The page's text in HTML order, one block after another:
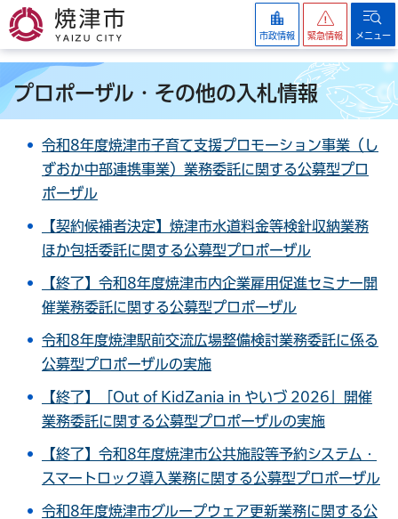
焼津市
市政情報 緊急情報 メニュー
プロポーザル・その他の入札情報
令和8年度焼津市子育て支援プロモーション事業（し
ずおか中部連携事業）業務委託に関する公募型プロ
ポーザル
【契約候補者決定】焼津市水道料金等検針収納業務
ほか包括委託に関する公募型プロポーザル
【終了】令和8年度焼津市内企業雇用促進セミナー開
催業務委託に関する公募型プロポーザル
令和8年度焼津駅前交流広場整備検討業務委託に係る
公募型プロポーザルの実施
【終了】「Out of KidZania in やいづ 2026」開催
業務委託に関する公募型プロポーザルの実施
【終了】令和8年度焼津市公共施設等予約システム・
スマートロック導入業務に関する公募型プロポーザル
令和8年度焼津市グループウェア更新業務に関する公